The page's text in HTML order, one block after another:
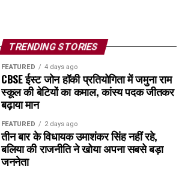
TRENDING STORIES
FEATURED 4 days ago
CBSE ईस्ट जोन हॉकी प्रतियोगिता में जमुना राम
स्कूल की बेटियों का कमाल, कांस्य पदक जीतकर
बढ़ाया मान
FEATURED 2 days ago
तीन बार के विधायक उमाशंकर सिंह नहीं रहे,
बलिया की राजनीति ने खोया अपना सबसे बड़ा
जननेता